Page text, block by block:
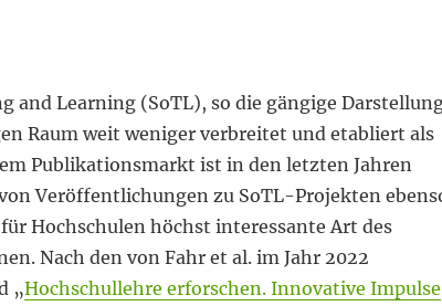
and Learning (SoTL), so die gängige
Raum weit weniger verbreitet und etabliert als
Publikationsmarkt ist in den letzten Jahren
Veröffentlichungen zu SoTL-Projekten
Hochschulen höchst interessante Art des
Nach den von Fahr et al. im Jahr 2022
„Hochschullehre erforschen. Innovative Impulse